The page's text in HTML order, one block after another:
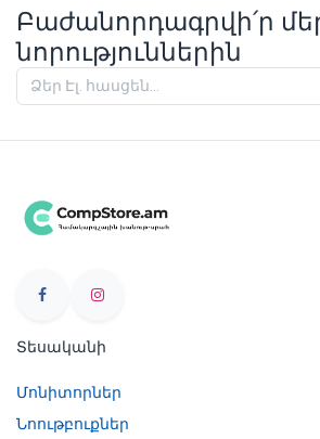
Բաժանորդագրվի՛ր
նորություններին
Տեսականի
Մոնիտորներ
Նոութբուքներ